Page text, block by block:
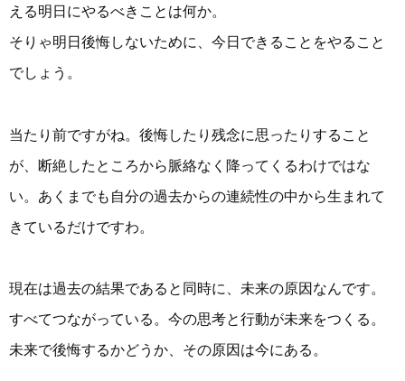
える明日にやるべきことは何か。
そりゃ明日後悔しないために、今日できることをやること
でしょう。
当たり前ですがね。後悔したり残念に思ったりすること
が、断絶したところから脈絡なく降ってくるわけではな
い。あくまでも自分の過去からの連続性の中から生まれて
きているだけですわ。
現在は過去の結果であると同時に、未来の原因なんです。
すべてつながっている。今の思考と行動が未来をつくる。
未来で後悔するかどうか、その原因は今にある。